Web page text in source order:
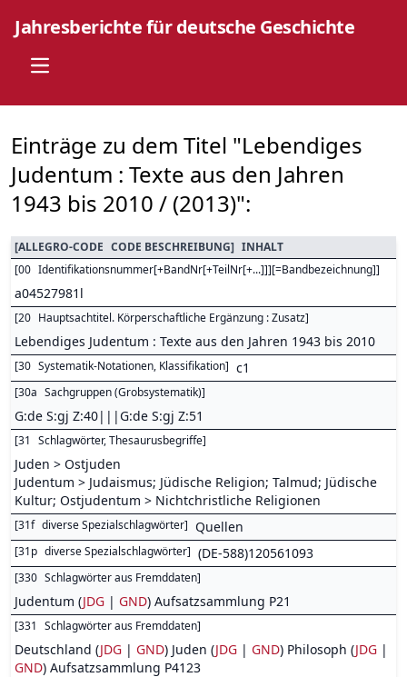
Jahresberichte für deutsche Geschichte
Open main menu
Einträge zu dem Titel "Lebendiges
Judentum : Texte aus den Jahren
1943 bis 2010 / (2013)":
[ALLEGRO-CODE CODE BESCHREIBUNG] INHALT
[00 Identifikationsnummer[+BandNr[+TeilNr[+...]]][=Bandbezeichnung]]
a04527981l
[20 Hauptsachtitel. Körperschaftliche Ergänzung : Zusatz]
Lebendiges Judentum : Texte aus den Jahren 1943 bis 2010
[30 Systematik-Notationen, Klassifikation] c1
[30a Sachgruppen (Grobsystematik)]
G:de S:gj Z:40|||G:de S:gj Z:51
[31 Schlagwörter, Thesaurusbegriffe]
Juden > Ostjuden
Judentum > Judaismus; Jüdische Religion; Talmud; Jüdische
Kultur; Ostjudentum > Nichtchristliche Religionen
[31f diverse Spezialschlagwörter] Quellen
[31p diverse Spezialschlagwörter] (DE-588)120561093
[330 Schlagwörter aus Fremddaten]
Judentum (JDG | GND) Aufsatzsammlung P21
[331 Schlagwörter aus Fremddaten]
Deutschland (JDG | GND) Juden (JDG | GND) Philosoph (JDG |
GND) Aufsatzsammlung P4123